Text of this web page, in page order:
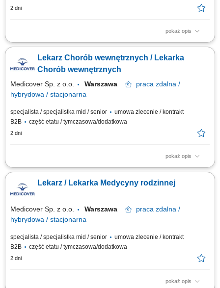
2 dni
pokaż opis
Będziesz odpowiedzialny/-a za: konsultacje, prowadzenie elektronicznej
medycznych. Dołącz do naszej ekipy medycznej i stań się #bohaterem
opieki zdrowotnej! Szukamy Ciebie jeśli​: posiadasz prawo wykonywania
Lekarz Chorób wewnętrznych / Lekarka
Chorób wewnętrznych
Medicover Sp. z o.o. Warszawa praca zdalna /
hybrydowa / stacjonarna
specjalista / specjalistka mid / senior
umowa zlecenie / kontrakt
B2B
część etatu / tymczasowa/dodatkowa
2 dni
pokaż opis
Będziesz odpowiedzialny/-a za: kompleksową opiekę nad pacjentem;
zachowanie wysokich standardów medycznych; Jeśli gotów jesteś podjąć
wyzwanie, jeśli pragniesz być #bohaterem codzienności, czekamy na
Lekarz / Lekarka Medycyny rodzinnej
Medicover Sp. z o.o. Warszawa praca zdalna /
hybrydowa / stacjonarna
specjalista / specjalistka mid / senior
umowa zlecenie / kontrakt
B2B
część etatu / tymczasowa/dodatkowa
2 dni
pokaż opis